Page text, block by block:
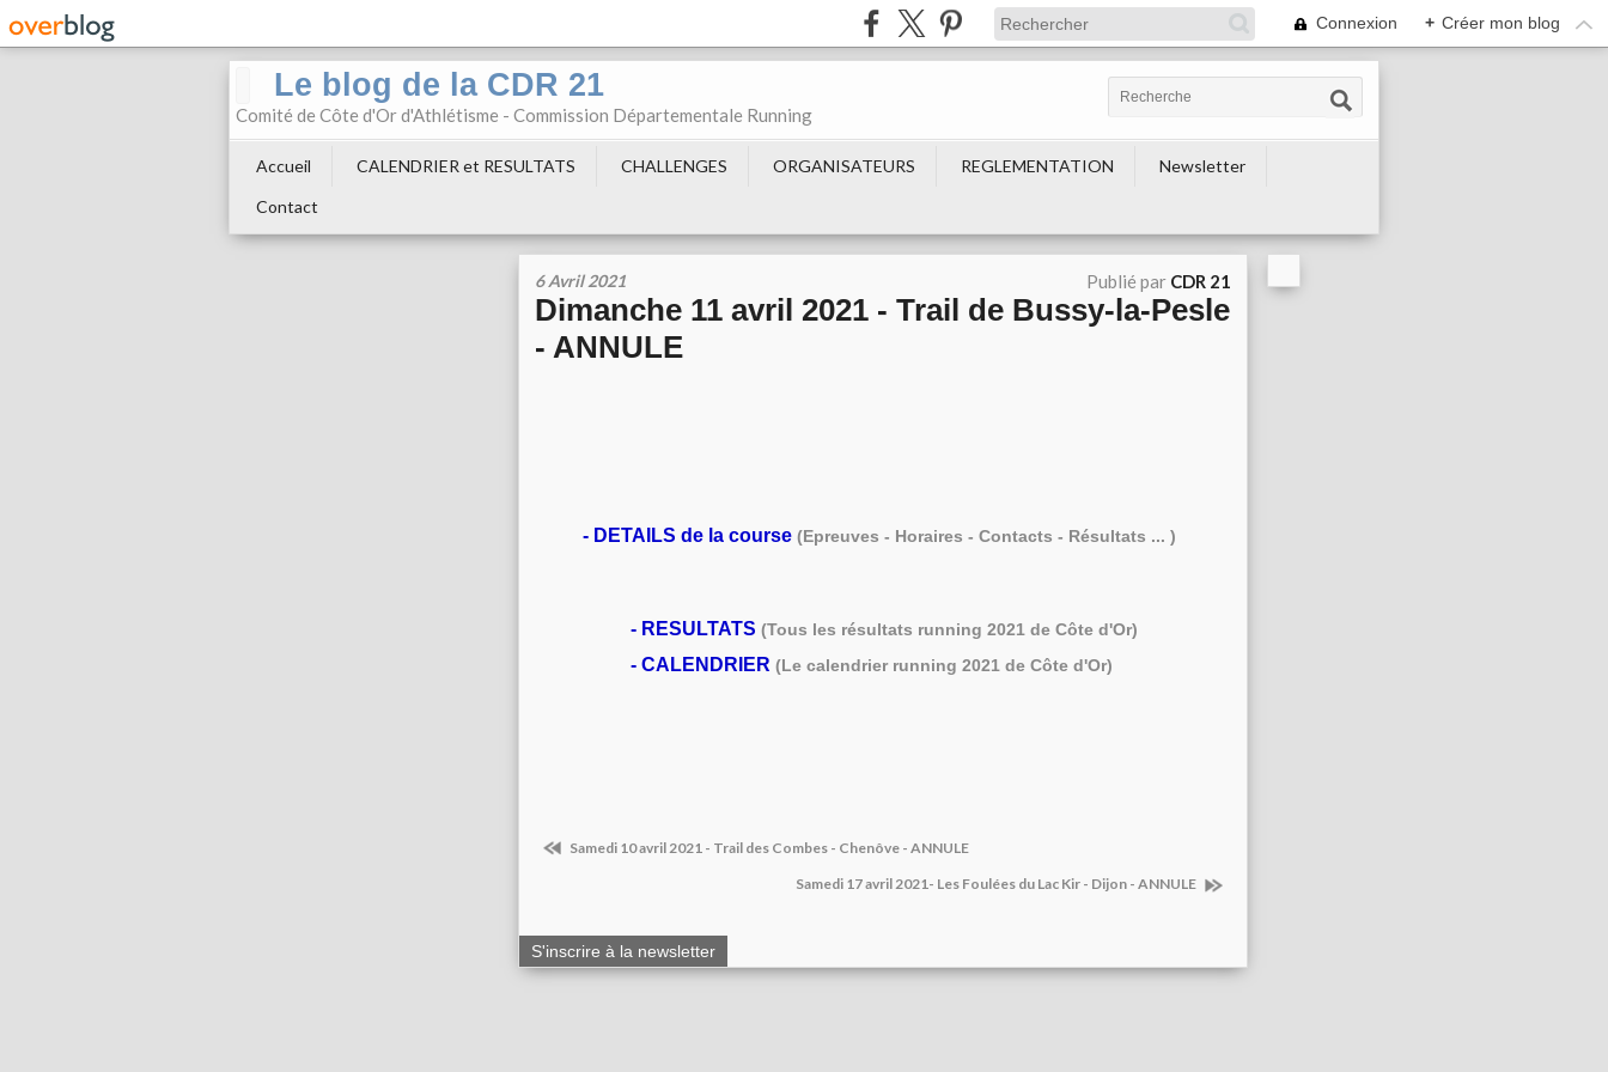
Connexion + Créer mon blog
Le blog de la CDR 21
Comité de Côte d'Or d'Athlétisme - Commission Départementale Running
Accueil CALENDRIER et RESULTATS CHALLENGES ORGANISATEURS REGLEMENTATION
Newsletter
Contact
6 Avril 2021 Publié par CDR 21
Dimanche 11 avril 2021 - Trail de Bussy-la-Pesle
- ANNULE
- DETAILS de la course (Epreuves - Horaires - Contacts - Résultats ... )
- RESULTATS (Tous les résultats running 2021 de Côte d'Or)
- CALENDRIER (Le calendrier running 2021 de Côte d'Or)
Samedi 10 avril 2021 - Trail des Combes - Chenôve - ANNULE
Samedi 17 avril 2021- Les Foulées du Lac Kir - Dijon - ANNULE
S'inscrire à la newsletter